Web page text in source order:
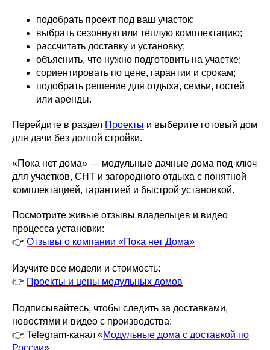
подобрать проект под ваш участок;
выбрать сезонную или тёплую комплектацию;
рассчитать доставку и установку;
объяснить, что нужно подготовить на участке;
сориентировать по цене, гарантии и срокам;
подобрать решение для отдыха, семьи, гостей
или аренды.
Перейдите в раздел Проекты и выберите готовый дом
для дачи без долгой стройки.
«Пока нет дома» — модульные дачные дома под ключ
для участков, СНТ и загородного отдыха с понятной
комплектацией, гарантией и быстрой установкой.
Посмотрите живые отзывы владельцев и видео
процесса установки:
👉 Отзывы о компании «Пока нет Дома»
Изучите все модели и стоимость:
👉 Проекты и цены модульных домов
Подписывайтесь, чтобы следить за доставками,
новостями и видео с производства:
👉 Telegram-канал «Модульные дома с доставкой по
России»